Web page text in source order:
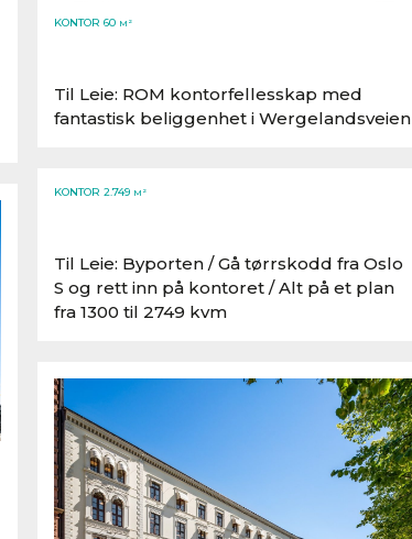
KONTOR 60 M²
Til Leie: ROM kontorfellesskap med
fantastisk beliggenhet i Wergelandsveien
KONTOR 2.749 M²
Til Leie: Byporten /​ Gå tørrskodd fra Oslo
S og rett inn på kontoret /​ Alt på et plan
fra 1300 til 2749 kvm